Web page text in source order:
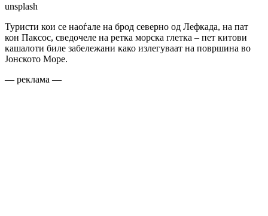
unsplash
Туристи кои се наоѓале на брод северно од Лефкада, на пат
кон Паксос, сведочеле на ретка морска глетка – пет китови
кашалоти биле забележани како излегуваат на површина во
Јонското Море.
— реклама —